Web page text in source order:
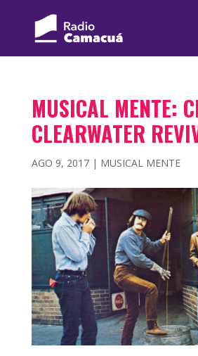
MUSICAL MENTE:
CLEARWATER
AGO 9, 2017| MUSICAL MENTE